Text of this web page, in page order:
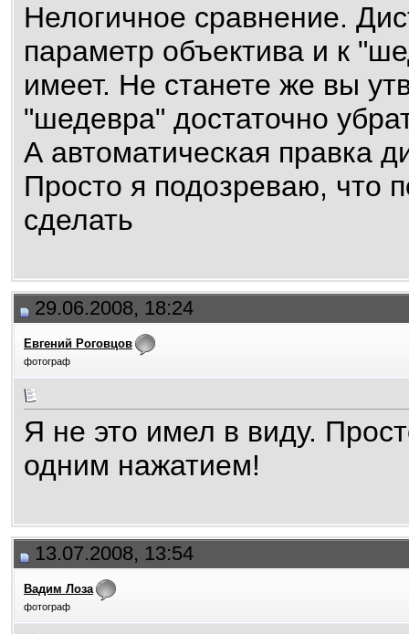
Нелогичное сравнение.
параметр объектива и к
имеет. Не станете же вы
"шедевра" достаточно
А автоматическая правка
Просто я подозреваю, что
сделать
29.06.2008, 18:24
Евгений Роговцов
фотограф
Я не это имел в виду.
одним нажатием!
13.07.2008, 13:54
Вадим Лоза
фотограф